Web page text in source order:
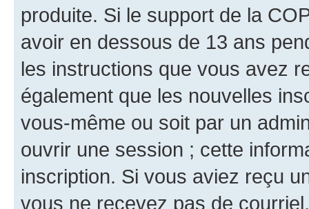
produite. Si le support de la
avoir en dessous de 13 ans
les instructions que vous avez
également que les nouvelles
vous-même ou soit par un
ouvrir une session ; cette
inscription. Si vous aviez reçu
vous ne recevez pas de